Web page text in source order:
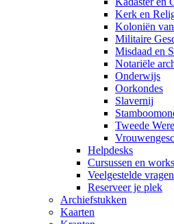
Kerk en
Koloniën
Militaire
Misdaad en
Notariële
Onderwijs
Oorkondes
Slavernij
Tweede
Helpdesks
Cursussen en
Veelgestelde vragen
Reserveer je plek
Archiefstukken
Kaarten